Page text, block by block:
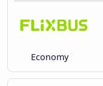
Economy